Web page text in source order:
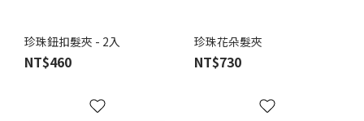
珍珠鈕扣髮夾 - 2入
NT$460
珍珠花朵髮夾
NT$730